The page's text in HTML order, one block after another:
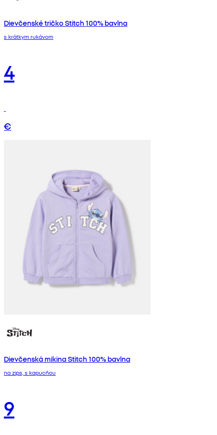
Dievčenské tričko Stitch 100% bavlna
s krátkym rukávom
4
€
Dievčenská mikina Stitch 100% bavlna
na zips, s kapucňou
9